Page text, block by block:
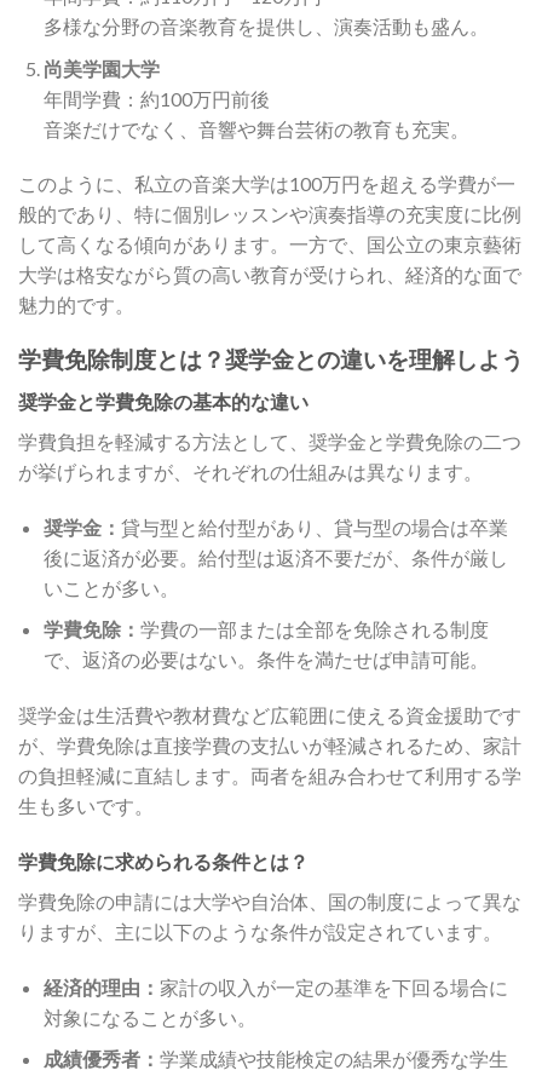
多様な分野の音楽教育を提供し、演奏活動も盛ん。
尚美学園大学
年間学費：約100万円前後
音楽だけでなく、音響や舞台芸術の教育も充実。
このように、私立の音楽大学は100万円を超える学費が一
般的であり、特に個別レッスンや演奏指導の充実度に比例
して高くなる傾向があります。一方で、国公立の東京藝術
大学は格安ながら質の高い教育が受けられ、経済的な面で
魅力的です。
学費免除制度とは？奨学金との違いを理解しよう
奨学金と学費免除の基本的な違い
学費負担を軽減する方法として、奨学金と学費免除の二つ
が挙げられますが、それぞれの仕組みは異なります。
奨学金： 貸与型と給付型があり、貸与型の場合は卒業
後に返済が必要。給付型は返済不要だが、条件が厳し
いことが多い。
学費免除： 学費の一部または全部を免除される制度
で、返済の必要はない。条件を満たせば申請可能。
奨学金は生活費や教材費など広範囲に使える資金援助です
が、学費免除は直接学費の支払いが軽減されるため、家計
の負担軽減に直結します。両者を組み合わせて利用する学
生も多いです。
学費免除に求められる条件とは？
学費免除の申請には大学や自治体、国の制度によって異な
りますが、主に以下のような条件が設定されています。
経済的理由： 家計の収入が一定の基準を下回る場合に
対象になることが多い。
成績優秀者： 学業成績や技能検定の結果が優秀な学生